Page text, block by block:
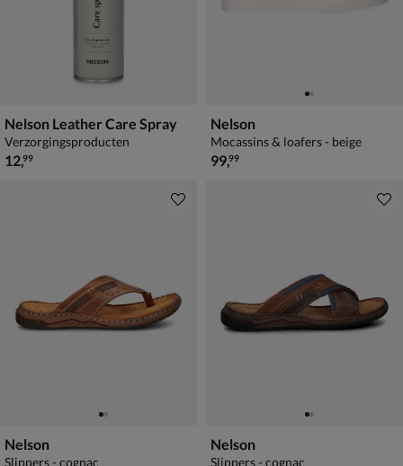
Nelson Leather Care Spray
Verzorgingsproducten
€ 12,99
12,99
Nelson
Mocassins & loafers - beige
€ 99,99
99,99
Nelson
Slippers - cognac
Nelson
Slippers - cognac